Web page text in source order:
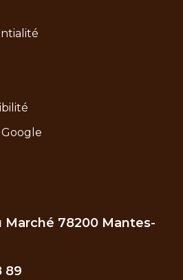
Marché 78200 Mantes-
89